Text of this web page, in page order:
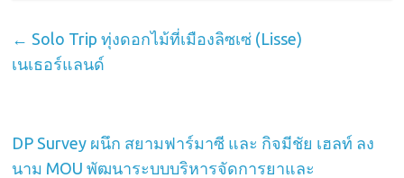
← Solo Trip ทุ่งดอกไม้ที่เมืองลิซเซ่ (Lisse)
เนเธอร์แลนด์
DP Survey ผนึก สยามฟาร์มาซี และ กิจมีชัย เฮลท์ ลง
นาม MOU พัฒนาระบบบริหารจัดการยาและ